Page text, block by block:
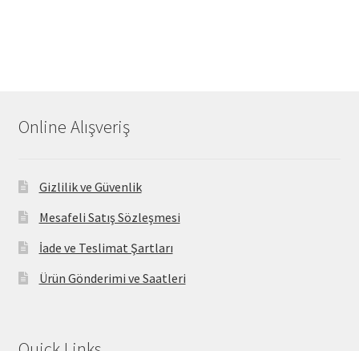
Online Alışveriş
Gizlilik ve Güvenlik
Mesafeli Satış Sözleşmesi
İade ve Teslimat Şartları
Ürün Gönderimi ve Saatleri